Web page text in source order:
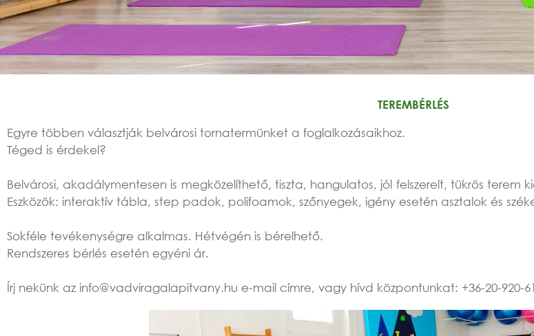
Teremb
TEREMBÉRLÉS
Egyre többen választják belvárosi tornatermünket a foglalkozásaikhoz.
Téged is érdekel?
Belvárosi, akadálymentesen is megközelíthető, tiszta, hangulatos, jól felszerelt, tükrös terem
Eszközök: interaktív tábla, step padok, polifoamok, szőnyegek, igény esetén asztalok és
Sokféle tevékenységre alkalmas. Hétvégén is bérelhető.
Rendszeres bérlés esetén egyéni ár.
Írj nekünk az info@vadviragalapitvany.hu e-mail címre, vagy hívd központunkat: +36-20-920-